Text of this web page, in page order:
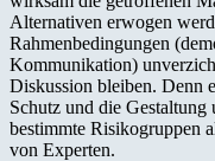
Alternativen erwogen
Rahmenbedingungen
Kommunikation)
Diskussion bleiben. Denn
Schutz und die Gestaltung
bestimmte Risikogruppen
von Experten.